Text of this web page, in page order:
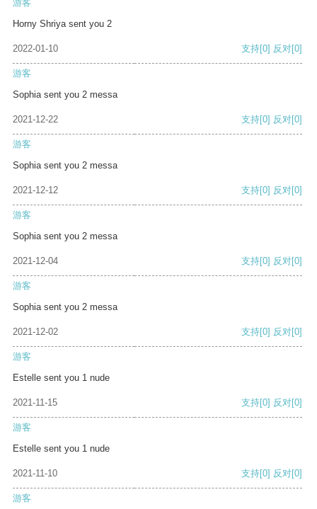
游客
Horny Shriya sent you 2
2022-01-10 支持[0] 反对[0]
游客
Sophia sent you 2 messa
2021-12-22 支持[0] 反对[0]
游客
Sophia sent you 2 messa
2021-12-12 支持[0] 反对[0]
游客
Sophia sent you 2 messa
2021-12-04 支持[0] 反对[0]
游客
Sophia sent you 2 messa
2021-12-02 支持[0] 反对[0]
游客
Estelle sent you 1 nude
2021-11-15 支持[0] 反对[0]
游客
Estelle sent you 1 nude
2021-11-10 支持[0] 反对[0]
游客